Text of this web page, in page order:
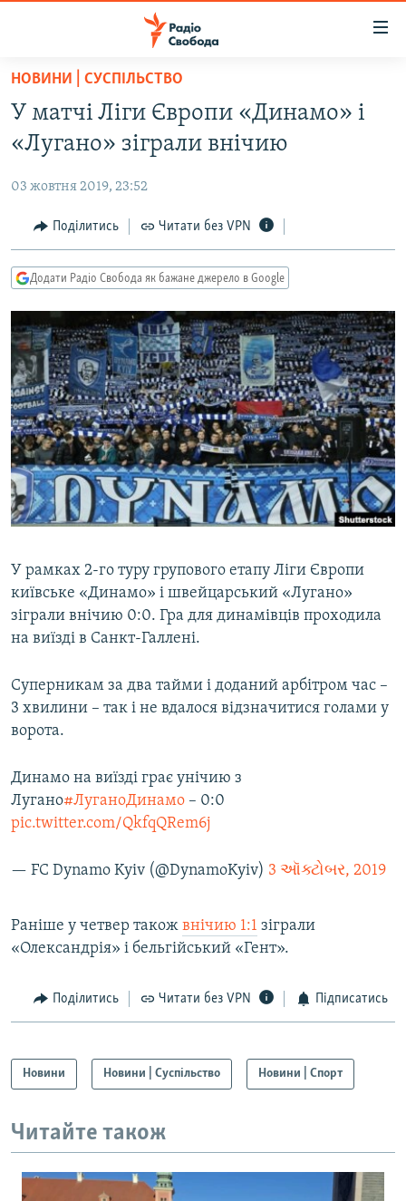
Перейти
основного
матеріалу
Перейти
до
навігації
Перейти
до
СТАТТІ
ПОЛІТИКА
ЕКОНОМІКА
КУЛЬТУРА
СПОРТ
УКРАЇНА
СВІТ
ВІЙНА
РОСІЙСЬКА «ФІЛЬТРАЦІЯ»
КРИМ.РЕАЛІЇ
ТИ ЯК?
СХЕМИ
КИТАЙ.ВИКЛИКИ
МУЛЬТИМЕДІА
ФОТО
СПЕЦПРОЄКТИ
ПОДКАСТИ
КРИМ РЕАЛІЇ
РУС
УКР
ДОЛУЧАЙСЯ!
Усі сайти RFE/RL
НОВИНИ | СУСПІЛЬСТВО
У матчі Ліги Європи «Динамо» і
«Лугано» зіграли внічию
03 жовтня 2019, 23:52
Поділитись Читати без VPN
Додати Радіо Свобода як бажане джерело в Google
У рамках 2-го туру групового етапу Ліги Європи
київське «Динамо» і швейцарський «Лугано»
зіграли внічию 0:0. Гра для динамівців проходила
на виїзді в Санкт-Галлені.
Суперникам за два тайми і доданий арбітром час –
3 хвилини – так і не вдалося відзначитися голами у
ворота.
Динамо на виїзді грає унічию з
Лугано#ЛуганоДинамо – 0:0
pic.twitter.com/QkfqQRem6j
— FC Dynamo Kyiv (@DynamoKyiv) 3 ઑક્ટોબર, 2019
Раніше у четвер також внічию 1:1 зіграли
«Олександрія» і бельгійський «Гент».
Поділитись Читати без VPN Підписатись
Новини Новини | Суспільство Новини | Спорт
Читайте також